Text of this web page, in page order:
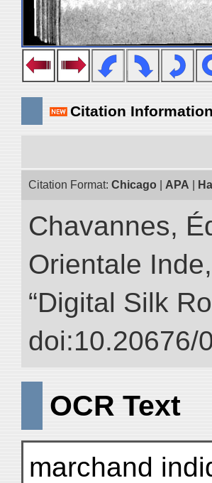
Citation Information
Citation Format: Chicago APA
Chavannes,
Orientale
“Digital Silk
doi:10.20676/
OCR Text
marchand